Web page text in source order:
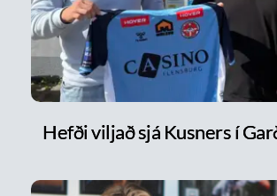
Hefði viljað sjá Kusners í